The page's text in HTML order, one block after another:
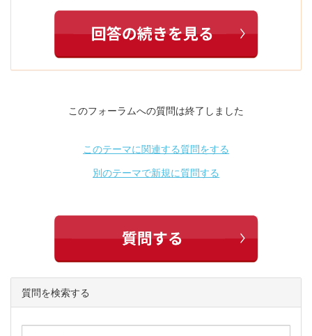
このフォーラムへの質問は終了しました
このテーマに関連する質問をする
別のテーマで新規に質問する
質問を検索する